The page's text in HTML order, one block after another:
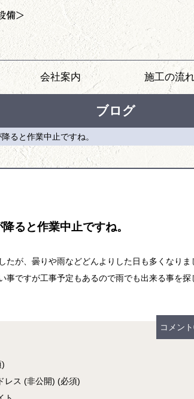
会社案内 施工の流
ブログ
ると作業中止ですね。
ると作業中止ですね。
たが、曇りや雨などどんよりした日も多くなりま
事ですが工事予定もあるので雨でも出来る事を探
コメン
)
レス (非公開) (必須)